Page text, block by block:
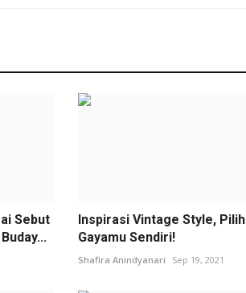
Sebut
Inspirasi Vintage Style, Pilih
Gayamu Sendiri!
Shafira Anindyanari Sep 19, 2021